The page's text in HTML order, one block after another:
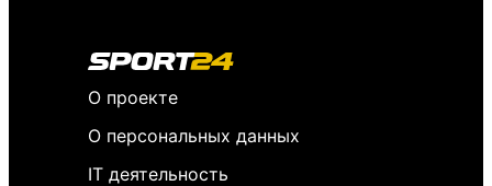
О проекте
О персональных данных
IT деятельность